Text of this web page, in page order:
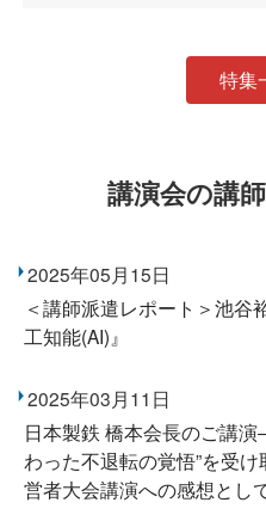
特集
講演会の講
2025年05月15日
＜講師派遣レポート＞池谷
工知能(AI)』
2025年03月11日
日本製鉄 橋本会長のご講
わった不退転の覚悟”を受
営者大会講演への感想とし